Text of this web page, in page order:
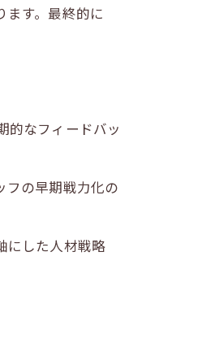
す。最終的に
的なフィードバッ
フの早期戦力化の
にした人材戦略